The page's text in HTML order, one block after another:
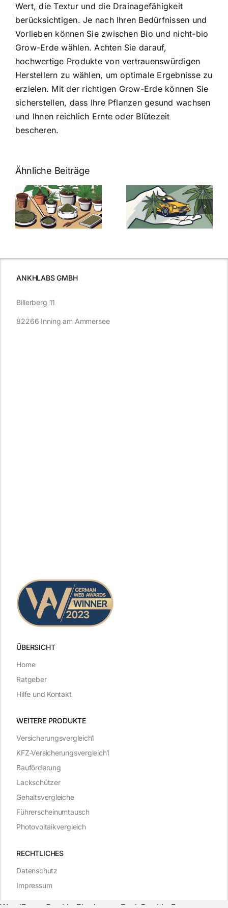
Wert, die Textur und die Drainagefähigkeit
berücksichtigen. Je nach Ihren Bedürfnissen und
Vorlieben können Sie zwischen Bio und nicht-bio
Grow-Erde wählen. Achten Sie darauf,
hochwertige Produkte von vertrauenswürdigen
Herstellern zu wählen, um optimale Ergebnisse zu
erzielen. Mit der richtigen Grow-Erde können Sie
sicherstellen, dass Ihre Pflanzen gesund wachsen
und Ihnen reichlich Ernte oder Blütezeit
bescheren.
Ähnliche Beiträge
Neue THC-
Grenzwert-
Regelung:
Was Sie über
Cannabis und
müssen
Cannabis
Samen
kaufen: Alles
was Sie
ANKHLABS GMBH
ÜBERSICHT
WEITERE PRODUKTE
RECHTLICHES
Billerberg 11
82266 Inning am Ammersee
Datenschutz
Impressum
Versicherungsvergleich1
KFZ-Versicherungsvergleich1
Bauförderung
Lackschützer
Gehaltsvergleiche
Führerscheinumtausch
Photovoltaikvergleich
Home
Ratgeber
Hilfe und Kontakt